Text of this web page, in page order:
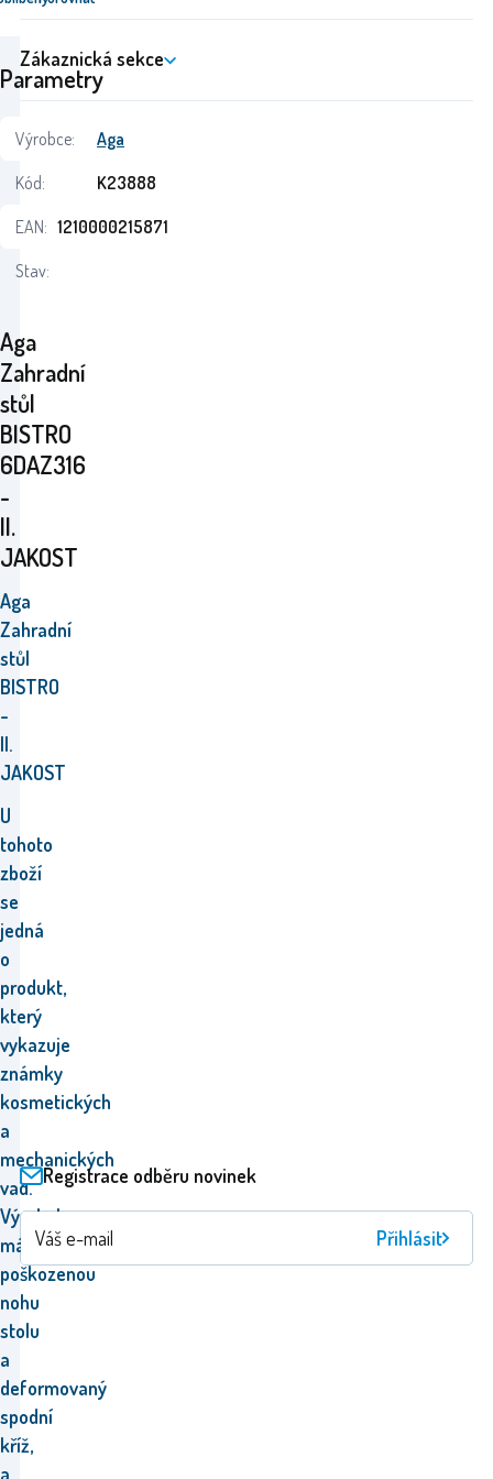
Aga
Zahradní
stůl
BISTRO
6DAZ316
-
II.
JAKOST
Aga
Zahradní
stůl
BISTRO
-
II.
JAKOST
U
tohoto
zboží
se
jedná
o
produkt,
který
vykazuje
známky
kosmetických
a
mechanických
vad.
Výrobek
má
poškozenou
nohu
stolu
a
deformovaný
spodní
kříž,
a
Parametry
Výrobce:
Aga
Kód:
K23888
EAN: 1210000215871
Stav:
Zákaznická sekce
Registrace odběru novinek
Přihlásit